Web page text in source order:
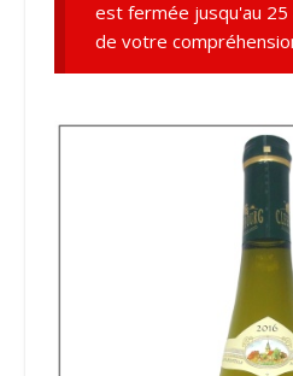
est fermée jusqu'au
de votre